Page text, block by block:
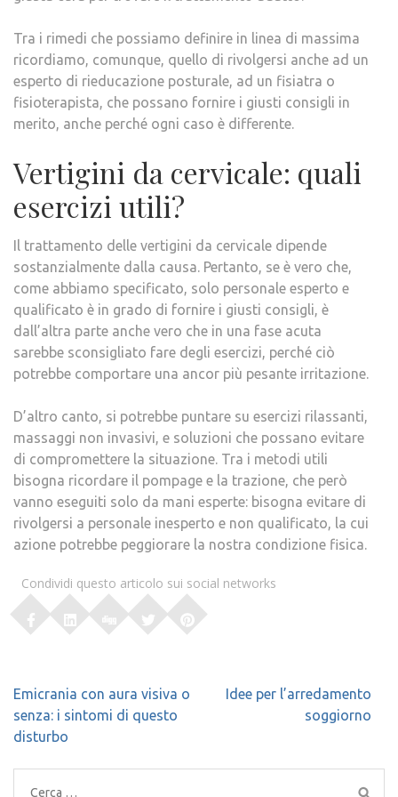
Tra i rimedi che possiamo definire in linea di massima
ricordiamo, comunque, quello di rivolgersi anche ad un
esperto di rieducazione posturale, ad un fisiatra o
fisioterapista, che possano fornire i giusti consigli in
merito, anche perché ogni caso è differente.
Vertigini da cervicale: quali
esercizi utili?
Il trattamento delle vertigini da cervicale dipende
sostanzialmente dalla causa. Pertanto, se è vero che,
come abbiamo specificato, solo personale esperto e
qualificato è in grado di fornire i giusti consigli, è
dall’altra parte anche vero che in una fase acuta
sarebbe sconsigliato fare degli esercizi, perché ciò
potrebbe comportare una ancor più pesante irritazione.
D’altro canto, si potrebbe puntare su esercizi rilassanti,
massaggi non invasivi, e soluzioni che possano evitare
di compromettere la situazione. Tra i metodi utili
bisogna ricordare il pompage e la trazione, che però
vanno eseguiti solo da mani esperte: bisogna evitare di
rivolgersi a personale inesperto e non qualificato, la cui
azione potrebbe peggiorare la nostra condizione fisica.
Condividi questo articolo sui social networks
Navigazione
articoli
Emicrania con aura visiva o
senza: i sintomi di questo
disturbo
Idee per l’arredamento
soggiorno
Ricerca